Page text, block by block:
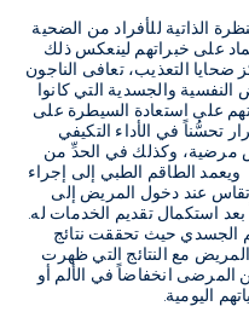
الذاتية للأفراد من الضحية
على خبراتهم لينعكس ذلك
التعذيب، تعافى الناجون
والجسدية التي كانوا
على استعادة السيطرة على
تحسُّناً في الأداء التكيفي
مرضية، وكذلك في الحدِّ من
الطاقم الطبي إلى إجراء
تقاس عند دخول المريض إلى
مضي 3، و6، و9، و12 شهراً بعد استكمال تقديم الخدمات له.
الجسدي حيث تحققت نتائج
مع النتائج التي ظهرت
المرضى انخفاضاً في الألم أو
اليومية.